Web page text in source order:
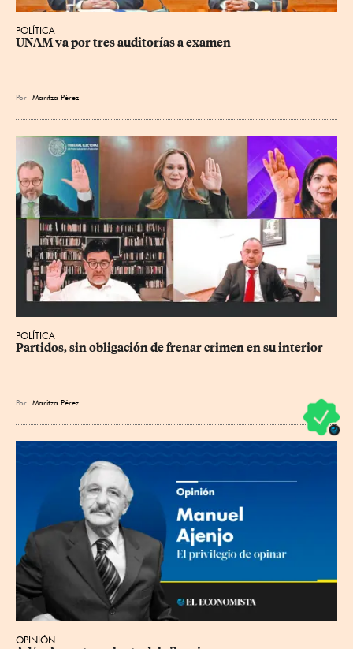
POLÍTICA
UNAM va por tres auditorías a examen
Por Maritza Pérez
POLÍTICA
Partidos, sin obligación de frenar crimen en su interior
Por Maritza Pérez
OPINIÓN